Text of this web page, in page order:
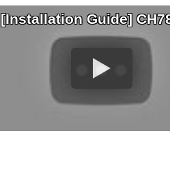
[Installation Guide]